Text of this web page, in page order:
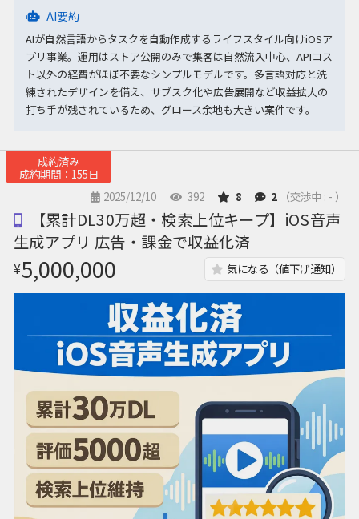
AI要約
AIが自然言語からタスクを自動作成するライフスタイル向けiOSア
プリ事業。運用はストア公開のみで集客は自然流入中心、APIコス
ト以外の経費がほぼ不要なシンプルモデルです。多言語対応と洗
練されたデザインを備え、サブスク化や広告展開など収益拡大の
打ち手が残されているため、グロース余地も大きい案件です。
成約済み
成約期間：155日
2025/12/10
392 8 2 （交渉中 : - ）
【累計DL30万超・検索上位キープ】iOS音声
生成アプリ 広告・課金で収益化済
¥5,000,000 気になる（値下げ通知）